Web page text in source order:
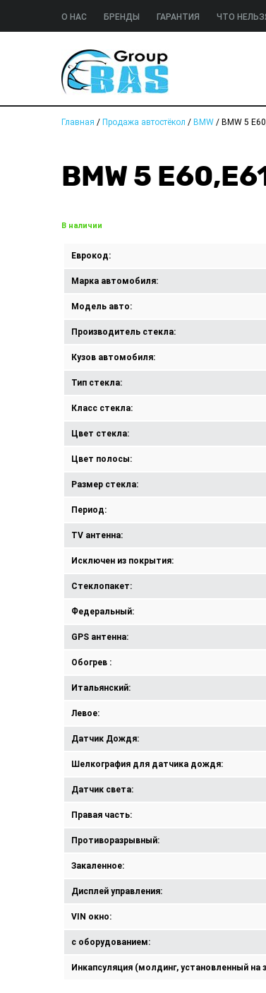
О НАС БРЕНДЫ ГАРАНТИЯ ЧТО
Главная / Продажа автостёкол / BMW / BMW 5
BMW 5
В наличии
Еврокод:
Марка автомобиля:
Модель авто:
Производитель стекла:
Кузов автомобиля:
Тип стекла:
Класс стекла:
Цвет стекла:
Цвет полосы:
Размер стекла:
Период:
TV антенна:
Исключен из покрытия:
Стеклопакет:
Федеральный:
GPS антенна:
Обогрев :
Итальянский:
Левое:
Датчик Дождя:
Шелкография для датчика дождя:
Датчик света:
Правая часть:
Противоразрывный:
Закаленное:
Дисплей управления:
VIN окно:
с оборудованием:
Инкапсуляция (молдинг, установленный на